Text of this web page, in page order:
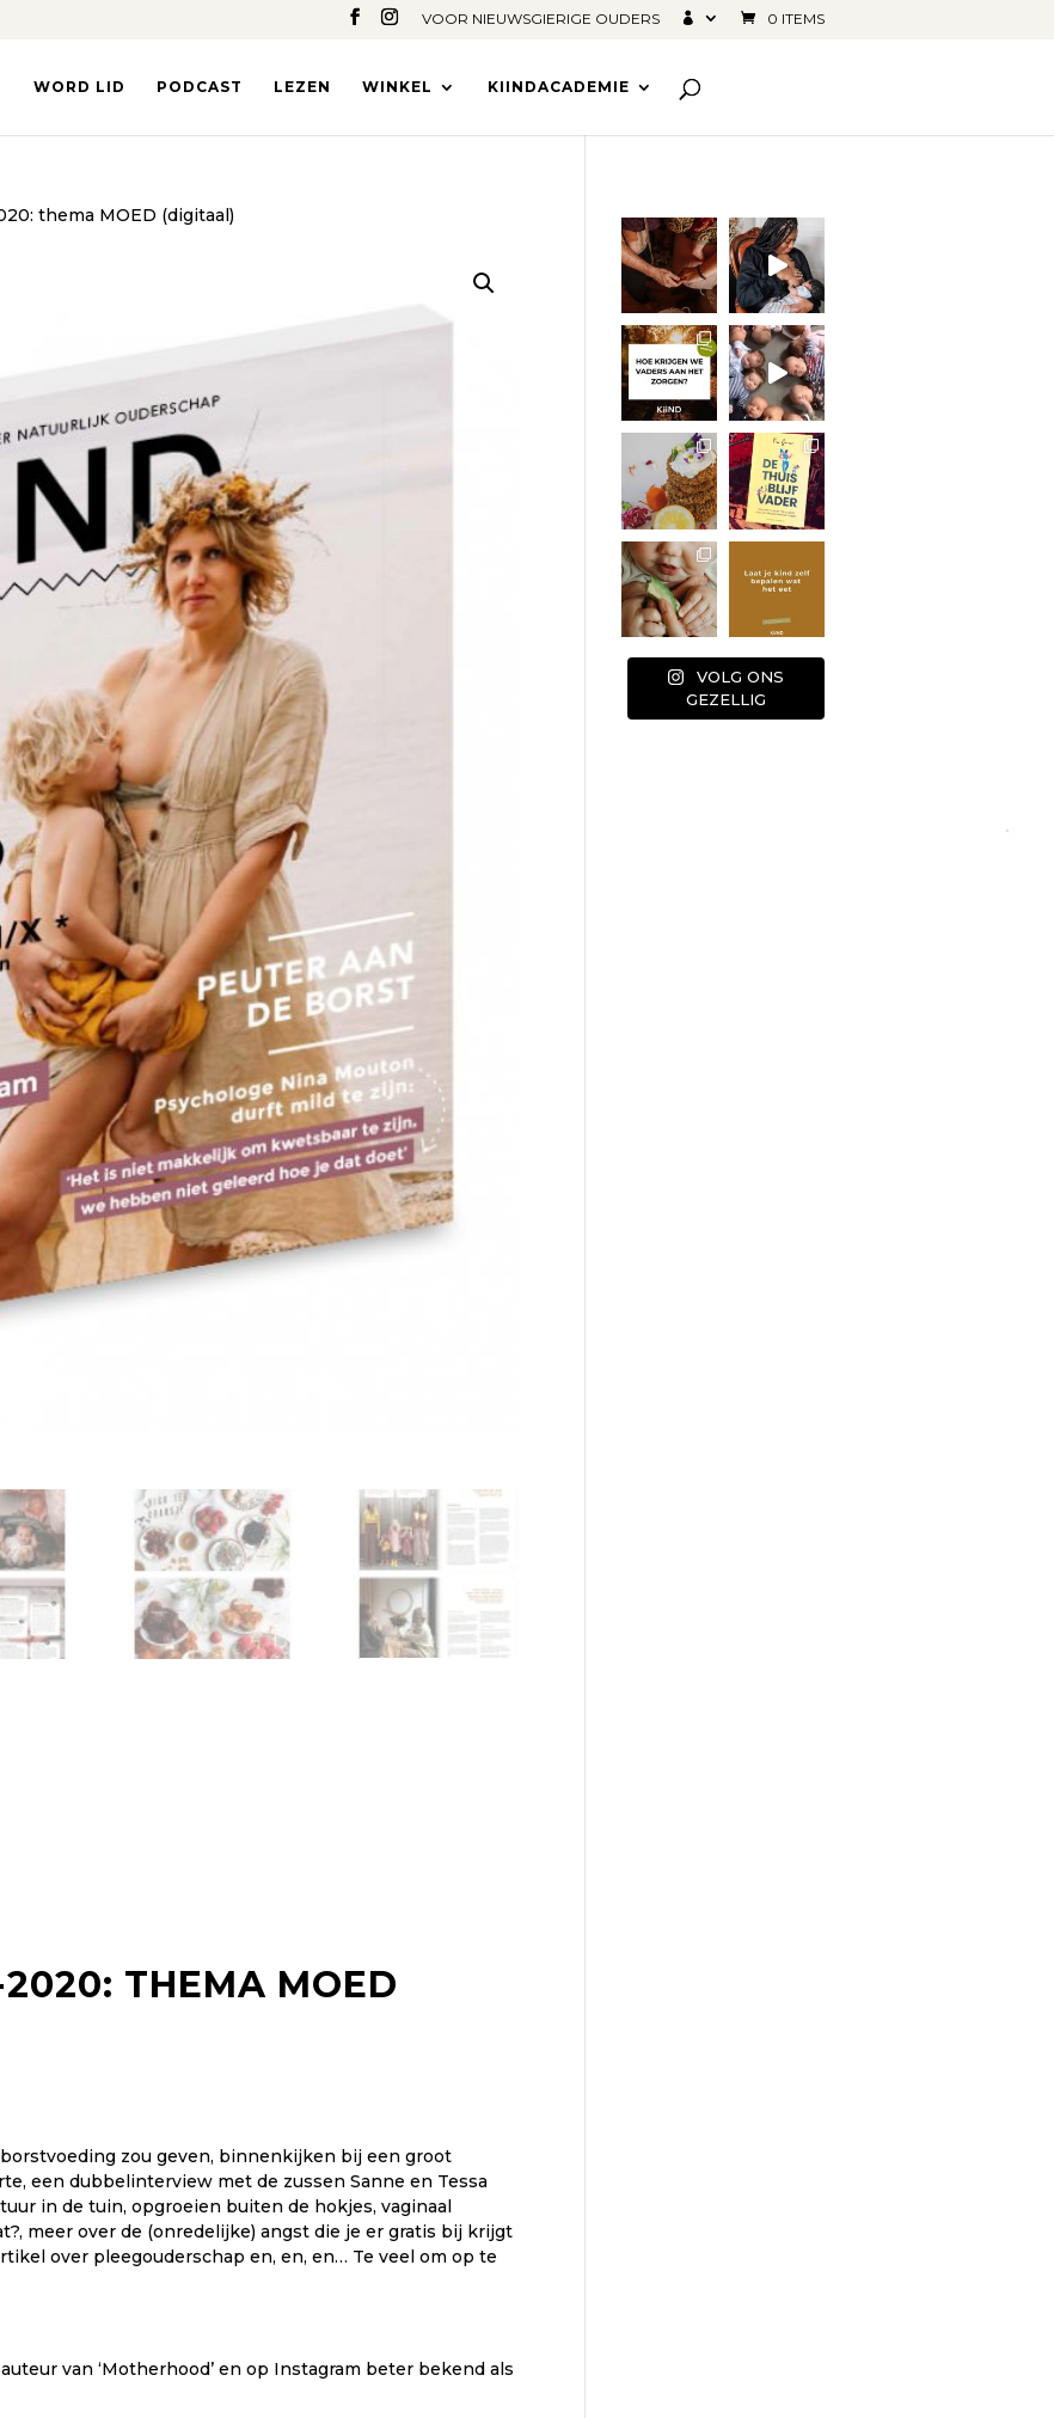
VOOR NIEUWSGIERIGE OUDERS 0 ITEMS
WORD LID PODCAST LEZEN WINKEL KIINDACADEMIE
thema MOED (digitaal)
THEMA MOED
zou geven, binnenkijken bij een groot
een dubbelinterview met de zussen Sanne en Tessa
in de tuin, opgroeien buiten de hokjes, vaginaal
meer over de (onredelijke) angst die je er gratis bij krijgt
over pleegouderschap en, en, en… Te veel om op te
van ‘Motherhood’ en op Instagram beter bekend als
VOLG ONS
GEZELLIG